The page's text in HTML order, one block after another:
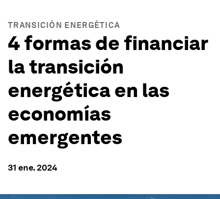
TRANSICIÓN ENERGÉTICA
4 formas de financiar
la transición
energética en las
economías
emergentes
31 ene. 2024